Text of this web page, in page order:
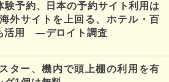
験予約、日本の予約サイト利用は
外サイトを上回る、ホテル・百
活用 ―デロイト調査
ター、機内で頭上棚の利用を有